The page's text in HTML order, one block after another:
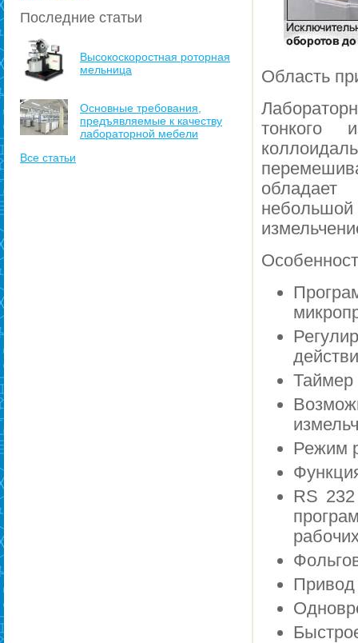
Последние статьи
Высокоскоростная роторная
мельница
Основные требования,
предъявляемые к качеству
лабораторной мебели
Все статьи
Область
тонкого
Таймер
Режим
RS
Привод